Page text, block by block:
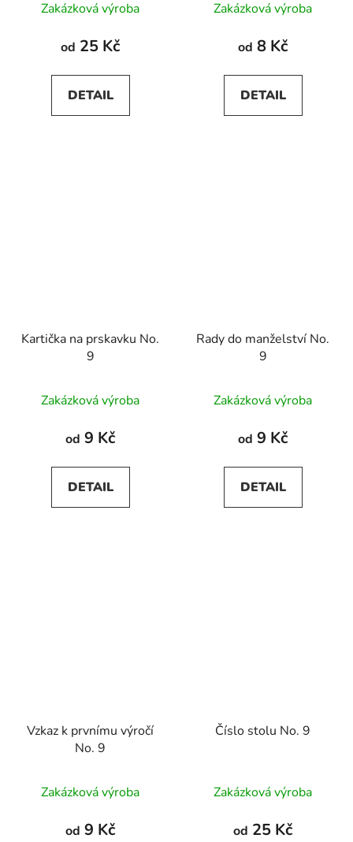
Zakázková výroba
od 25 Kč
DETAIL
Zakázková výroba
od 8 Kč
DETAIL
Kartička na prskavku No.
9
Zakázková výroba
od 9 Kč
DETAIL
Rady do manželství No.
9
Zakázková výroba
od 9 Kč
DETAIL
Vzkaz k prvnímu výročí
No. 9
Zakázková výroba
od 9 Kč
Číslo stolu No. 9
Zakázková výroba
od 25 Kč